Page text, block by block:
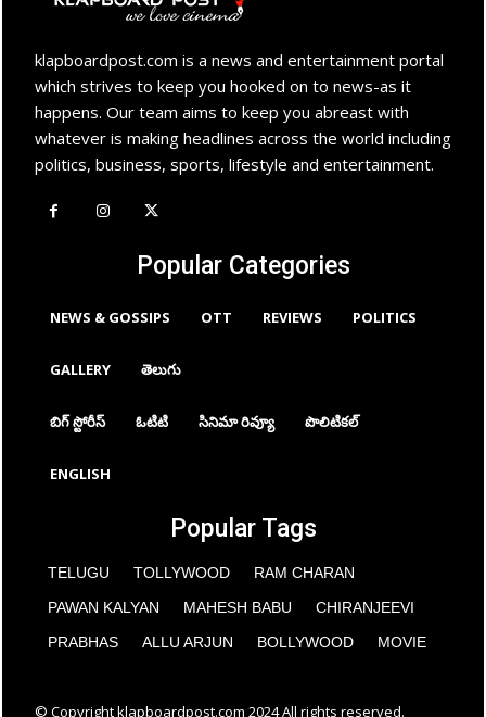
klapboardpost.com is a news and entertainment portal
which strives to keep you hooked on to news-as it
happens. Our team aims to keep you abreast with
whatever is making headlines across the world including
politics, business, sports, lifestyle and entertainment.
Popular Categories
NEWS & GOSSIPS OTT REVIEWS POLITICS
GALLERY తెలుగు
బిగ్ స్టోరీస్ ఓటిటి సినిమా రివ్యూ పొలిటికల్
ENGLISH
Popular Tags
TELUGU TOLLYWOOD
RAM CHARAN
PAWAN KALYAN
MAHESH BABU
CHIRANJEEVI
PRABHAS
ALLU ARJUN BOLLYWOOD MOVIE
© Copyright klapboardpost.com 2024 All rights reserved.